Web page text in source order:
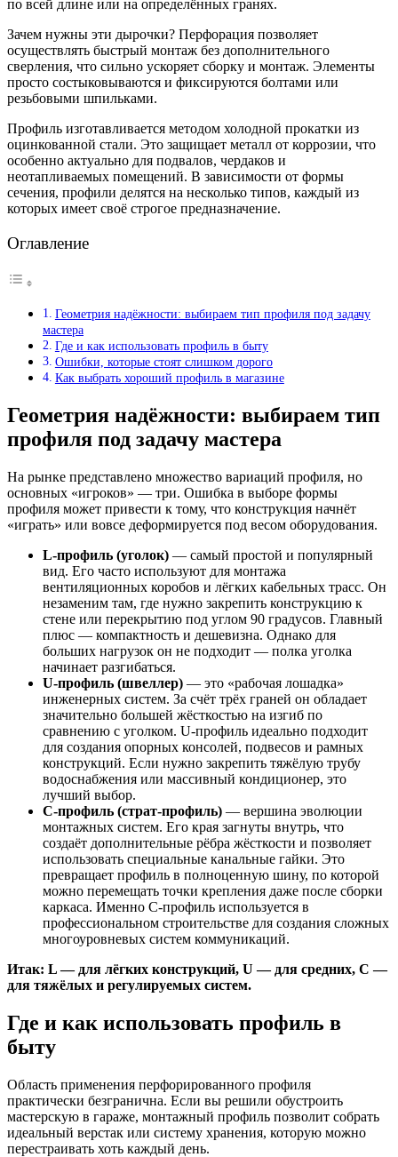
по всей длине или на определённых гранях.
Зачем нужны эти дырочки? Перфорация позволяет
осуществлять быстрый монтаж без дополнительного
сверления, что сильно ускоряет сборку и монтаж. Элементы
просто состыковываются и фиксируются болтами или
резьбовыми шпильками.
Профиль изготавливается методом холодной прокатки из
оцинкованной стали. Это защищает металл от коррозии, что
особенно актуально для подвалов, чердаков и
неотапливаемых помещений. В зависимости от формы
сечения, профили делятся на несколько типов, каждый из
которых имеет своё строгое предназначение.
Оглавление
Геометрия надёжности: выбираем тип профиля под задачу
мастера
Где и как использовать профиль в быту
Ошибки, которые стоят слишком дорого
Как выбрать хороший профиль в магазине
Геометрия надёжности: выбираем тип
профиля под задачу мастера
На рынке представлено множество вариаций профиля, но
основных «игроков» — три. Ошибка в выборе формы
профиля может привести к тому, что конструкция начнёт
«играть» или вовсе деформируется под весом оборудования.
L-профиль (уголок) — самый простой и популярный
вид. Его часто используют для монтажа
вентиляционных коробов и лёгких кабельных трасс. Он
незаменим там, где нужно закрепить конструкцию к
стене или перекрытию под углом 90 градусов. Главный
плюс — компактность и дешевизна. Однако для
больших нагрузок он не подходит — полка уголка
начинает разгибаться.
U-профиль (швеллер) — это «рабочая лошадка»
инженерных систем. За счёт трёх граней он обладает
значительно большей жёсткостью на изгиб по
сравнению с уголком. U-профиль идеально подходит
для создания опорных консолей, подвесов и рамных
конструкций. Если нужно закрепить тяжёлую трубу
водоснабжения или массивный кондиционер, это
лучший выбор.
C-профиль (страт-профиль) — вершина эволюции
монтажных систем. Его края загнуты внутрь, что
создаёт дополнительные рёбра жёсткости и позволяет
использовать специальные канальные гайки. Это
превращает профиль в полноценную шину, по которой
можно перемещать точки крепления даже после сборки
каркаса. Именно C-профиль используется в
профессиональном строительстве для создания сложных
многоуровневых систем коммуникаций.
Итак: L — для лёгких конструкций, U — для средних, C —
для тяжёлых и регулируемых систем.
Где и как использовать профиль в
быту
Область применения перфорированного профиля
практически безгранична. Если вы решили обустроить
мастерскую в гараже, монтажный профиль позволит собрать
идеальный верстак или систему хранения, которую можно
перестраивать хоть каждый день.